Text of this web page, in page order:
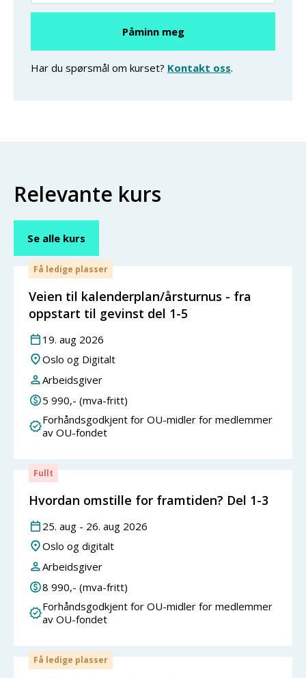
Har du spørsmål om kurset? Kontakt oss.
Relevante kurs
Se alle kurs
Få ledige plasser
Veien til kalenderplan/årsturnus - fra
oppstart til gevinst del 1-5
19. aug 2026
Oslo og Digitalt
Arbeidsgiver
5 990,- (mva-fritt)
Forhåndsgodkjent for OU-midler for medlemmer
av OU-fondet
Fullt
Hvordan omstille for framtiden? Del 1-3
25. aug - 26. aug 2026
Oslo og digitalt
Arbeidsgiver
8 990,- (mva-fritt)
Forhåndsgodkjent for OU-midler for medlemmer
av OU-fondet
Få ledige plasser